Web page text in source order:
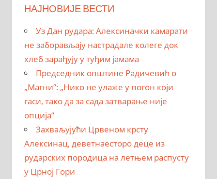
НАЈНОВИЈЕ ВЕСТИ
Уз Дан рудара: Алексиначки камарати
не заборављају настрадале колеге док
хлеб зарађују у туђим јамама
Председник општине Радичевић о
„Магни”: „Нико не улаже у погон који
гаси, тако да за сада затварање није
опција”
Захваљујући Црвеном крсту
Алексинац, деветнаесторо деце из
рударских породица на летњем распусту
у Црној Гори